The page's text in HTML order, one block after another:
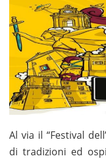
Al via il “Festival
di tradizioni ed